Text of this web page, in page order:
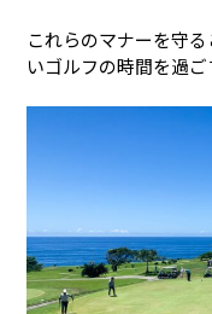
これらのマナーを守
いゴルフの時間を過ご